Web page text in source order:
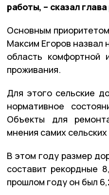
работы, – сказал
Основным
Максим Егоров назвал
область комфортной
проживания.
Для этого сельские
нормативное
Объекты для
мнения самих
В этом году размер
составит рекордные
прошлом году он был